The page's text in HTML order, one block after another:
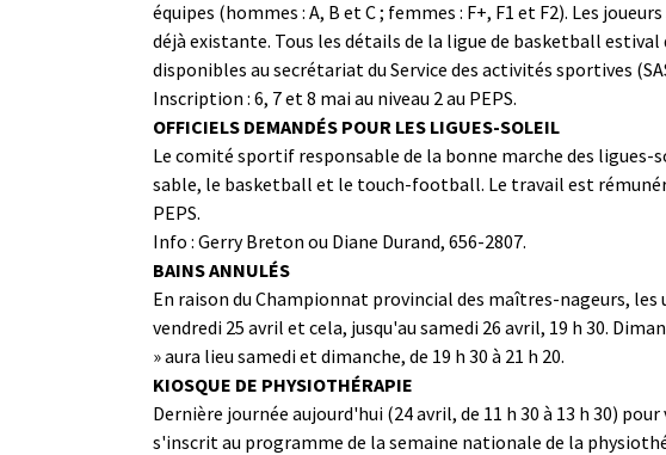
équipes (hommes : A, B et C ; femmes : F+, F1 et F2). Les
déjà existante. Tous les détails de la ligue de basketball
disponibles au secrétariat du Service des activités sportives
Inscription : 6, 7 et 8 mai au niveau 2 au PEPS.
OFFICIELS DEMANDÉS POUR LES LIGUES-SOLEIL
Le comité sportif responsable de la bonne marche des
sable, le basketball et le touch-football. Le travail est
PEPS.
Info : Gerry Breton ou Diane Durand, 656-2807.
BAINS ANNULÉS
En raison du Championnat provincial des maîtres-nageurs, les
vendredi 25 avril et cela, jusqu'au samedi 26 avril, 19 h 30.
» aura lieu samedi et dimanche, de 19 h 30 à 21 h 20.
KIOSQUE DE PHYSIOTHÉRAPIE
Dernière journée aujourd'hui (24 avril, de 11 h 30 à 13 h 30)
s'inscrit au programme de la semaine nationale de la